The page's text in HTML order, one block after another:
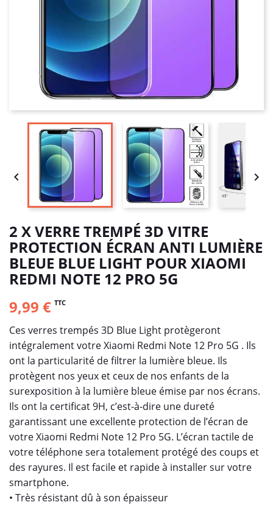
 
2 X VERRE TREMPÉ 3D VITRE
PROTECTION ÉCRAN ANTI LUMIÈRE
BLEUE BLUE LIGHT POUR XIAOMI
REDMI NOTE 12 PRO 5G
9,99 € TTC
Ces verres trempés 3D Blue Light protègeront
intégralement votre Xiaomi Redmi Note 12 Pro 5G . Ils
ont la particularité de filtrer la lumière bleue. Ils
protègent nos yeux et ceux de nos enfants de la
surexposition à la lumière bleue émise par nos écrans.
Ils ont la certificat 9H, c’est-à-dire une dureté
garantissant une excellente protection de l’écran de
votre Xiaomi Redmi Note 12 Pro 5G. L’écran tactile de
votre téléphone sera totalement protégé des coups et
des rayures. Il est facile et rapide à installer sur votre
smartphone.
• Très résistant dû à son épaisseur